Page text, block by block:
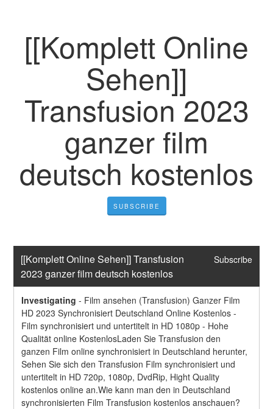
[[Komplett Online
Sehen]]
Transfusion 2023
ganzer film
deutsch kostenlos
SUBSCRIBE
[[Komplett Online Sehen]] Transfusion
2023 ganzer film deutsch kostenlos
Subscribe
Investigating - Film ansehen (Transfusion) Ganzer Film
HD 2023 Synchronisiert Deutschland Online Kostenlos -
Film synchronisiert und untertitelt in HD 1080p - Hohe
Qualität online KostenlosLaden Sie Transfusion den
ganzen Film online synchronisiert in Deutschland herunter,
Sehen Sie sich den Transfusion Film synchronisiert und
untertitelt in HD 720p, 1080p, DvdRip, Hight Quality
kostenlos online an.Wie kann man den in Deutschland
synchronisierten Film Transfusion kostenlos anschauen?